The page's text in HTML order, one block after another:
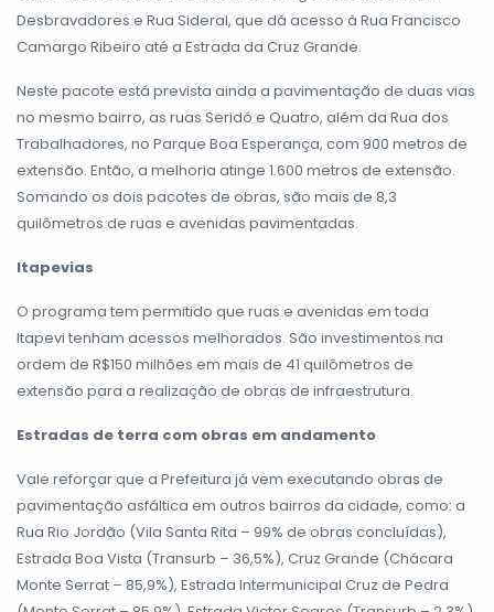
Desbravadores e Rua Sideral, que dá acesso à Rua Francisco
Camargo Ribeiro até a Estrada da Cruz Grande.
Neste pacote está prevista ainda a pavimentação de duas vias
no mesmo bairro, as ruas Seridó e Quatro, além da Rua dos
Trabalhadores, no Parque Boa Esperança, com 900 metros de
extensão. Então, a melhoria atinge 1.600 metros de extensão.
Somando os dois pacotes de obras, são mais de 8,3
quilômetros de ruas e avenidas pavimentadas.
Itapevias
O programa tem permitido que ruas e avenidas em toda
Itapevi tenham acessos melhorados. São investimentos na
ordem de R$150 milhões em mais de 41 quilômetros de
extensão para a realização de obras de infraestrutura.
Estradas de terra com obras em andamento
Vale reforçar que a Prefeitura já vem executando obras de
pavimentação asfáltica em outros bairros da cidade, como: a
Rua Rio Jordão (Vila Santa Rita – 99% de obras concluídas),
Estrada Boa Vista (Transurb – 36,5%), Cruz Grande (Chácara
Monte Serrat – 85,9%), Estrada Intermunicipal Cruz de Pedra